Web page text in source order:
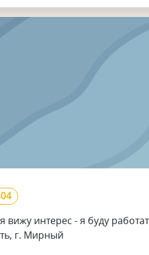
вижу интерес - я буду
г. Мирный